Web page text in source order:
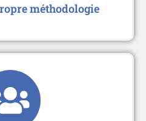
méthodologie